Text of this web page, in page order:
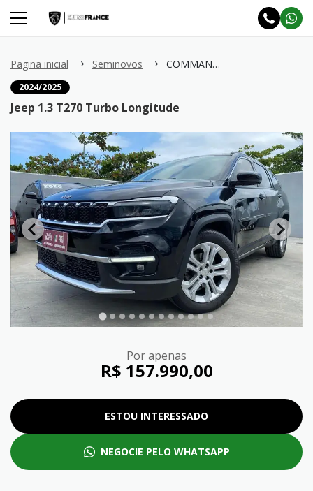
Pagina inicial Seminovos COMMANDER 1.3 T270 Turbo Longitude
2024/2025
Jeep 1.3 T270 Turbo Longitude
Por apenas
R$ 157.990,00
ESTOU INTERESSADO
NEGOCIE PELO WHATSAPP